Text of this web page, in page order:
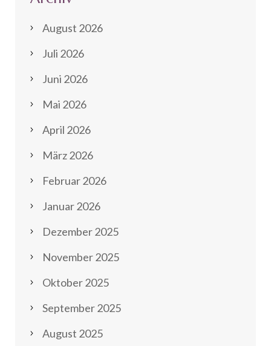
August 2026
Juli 2026
Juni 2026
Mai 2026
April 2026
März 2026
Februar 2026
Januar 2026
Dezember 2025
November 2025
Oktober 2025
September 2025
August 2025